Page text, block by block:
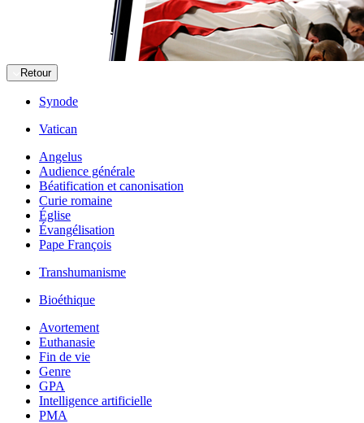
Retour
Synode
Vatican
Angelus
Audience générale
Béatification et canonisation
Curie romaine
Église
Évangélisation
Pape François
Transhumanisme
Bioéthique
Avortement
Euthanasie
Fin de vie
Genre
GPA
Intelligence artificielle
PMA